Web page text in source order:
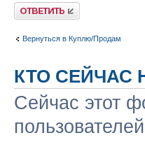
Ответить
Вернуться в Куплю/Продам
КТО СЕЙЧАС
Сейчас этот